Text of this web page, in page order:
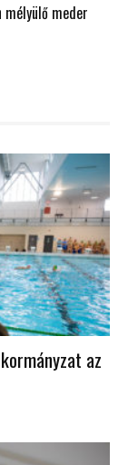
mélyülő meder
az